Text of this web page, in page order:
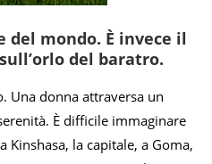
del mondo. È invece il
del baratro.
Una donna attraversa un
È difficile immaginare
Kinshasa, la capitale, a Goma,